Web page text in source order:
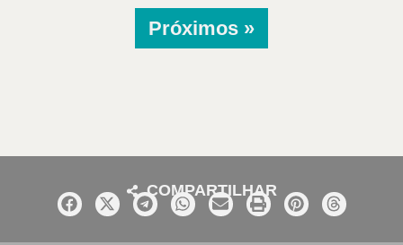
Próximos »
COMPARTILHAR